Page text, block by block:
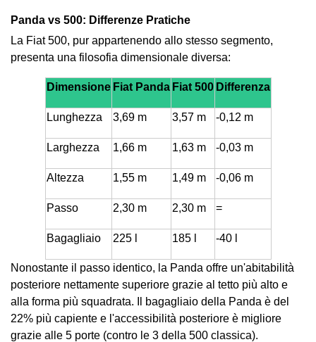
Panda vs 500: Differenze Pratiche
La Fiat 500, pur appartenendo allo stesso segmento,
presenta una filosofia dimensionale diversa:
Dimensione Fiat Panda Fiat 500 Differenza
Lunghezza 3,69 m 3,57 m -0,12 m
Larghezza 1,66 m 1,63 m -0,03 m
Altezza 1,55 m 1,49 m -0,06 m
Passo 2,30 m 2,30 m =
Bagagliaio 225 l 185 l -40 l
Nonostante il passo identico, la Panda offre un'abitabilità
posteriore nettamente superiore grazie al tetto più alto e
alla forma più squadrata. Il bagagliaio della Panda è del
22% più capiente e l'accessibilità posteriore è migliore
grazie alle 5 porte (contro le 3 della 500 classica).